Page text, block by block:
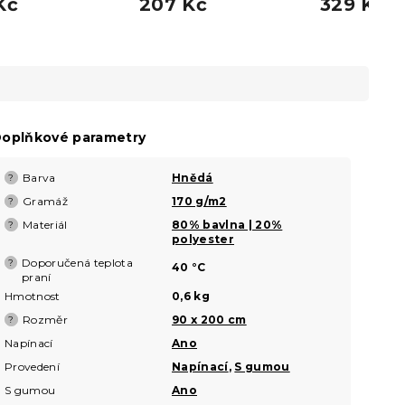
207 Kč 329 Kč
parametry
? Barva Hnědá
? Gramáž 170 g/m2
? Materiál
80% bavlna | 20%
polyester
?
Doporučená teplota
praní
40 °C
Hmotnost 0,6 kg
? Rozměr
90 x 200 cm
Napínací
Ano
Provedení
Napínací, S gumou
S gumou
Ano